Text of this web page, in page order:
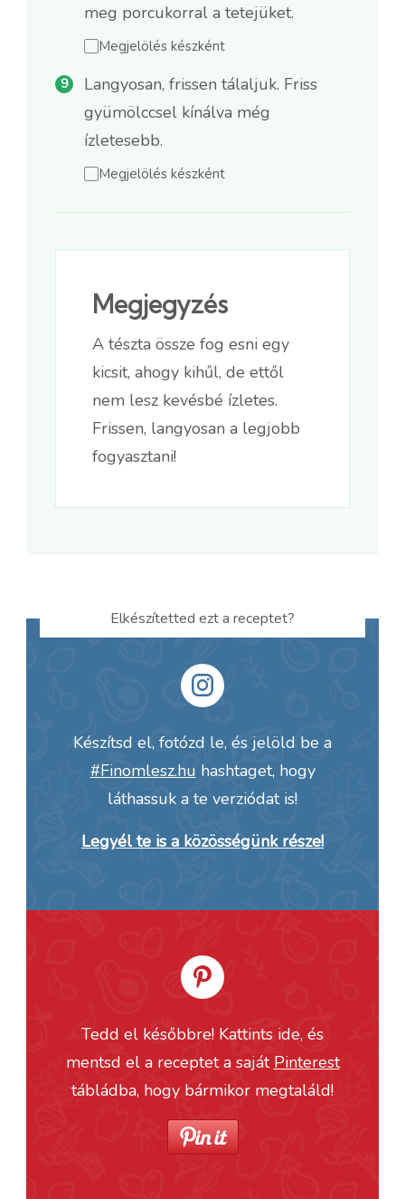
meg porcukorral a tetejüket.
Megjelölés készként
Langyosan, frissen tálaljuk. Friss
gyümölccsel kínálva még
ízletesebb.
Megjelölés készként
Megjegyzés
A tészta össze fog esni egy
kicsit, ahogy kihűl, de ettől
nem lesz kevésbé ízletes.
Frissen, langyosan a legjobb
fogyasztani!
Elkészítetted ezt a receptet?
Készítsd el, fotózd le, és jelöld be a
#Finomlesz.hu hashtaget, hogy
láthassuk a te verziódat is!
Legyél te is a közösségünk része!
Tedd el későbbre! Kattints ide, és
mentsd el a receptet a saját Pinterest
tábládba, hogy bármikor megtaláld!